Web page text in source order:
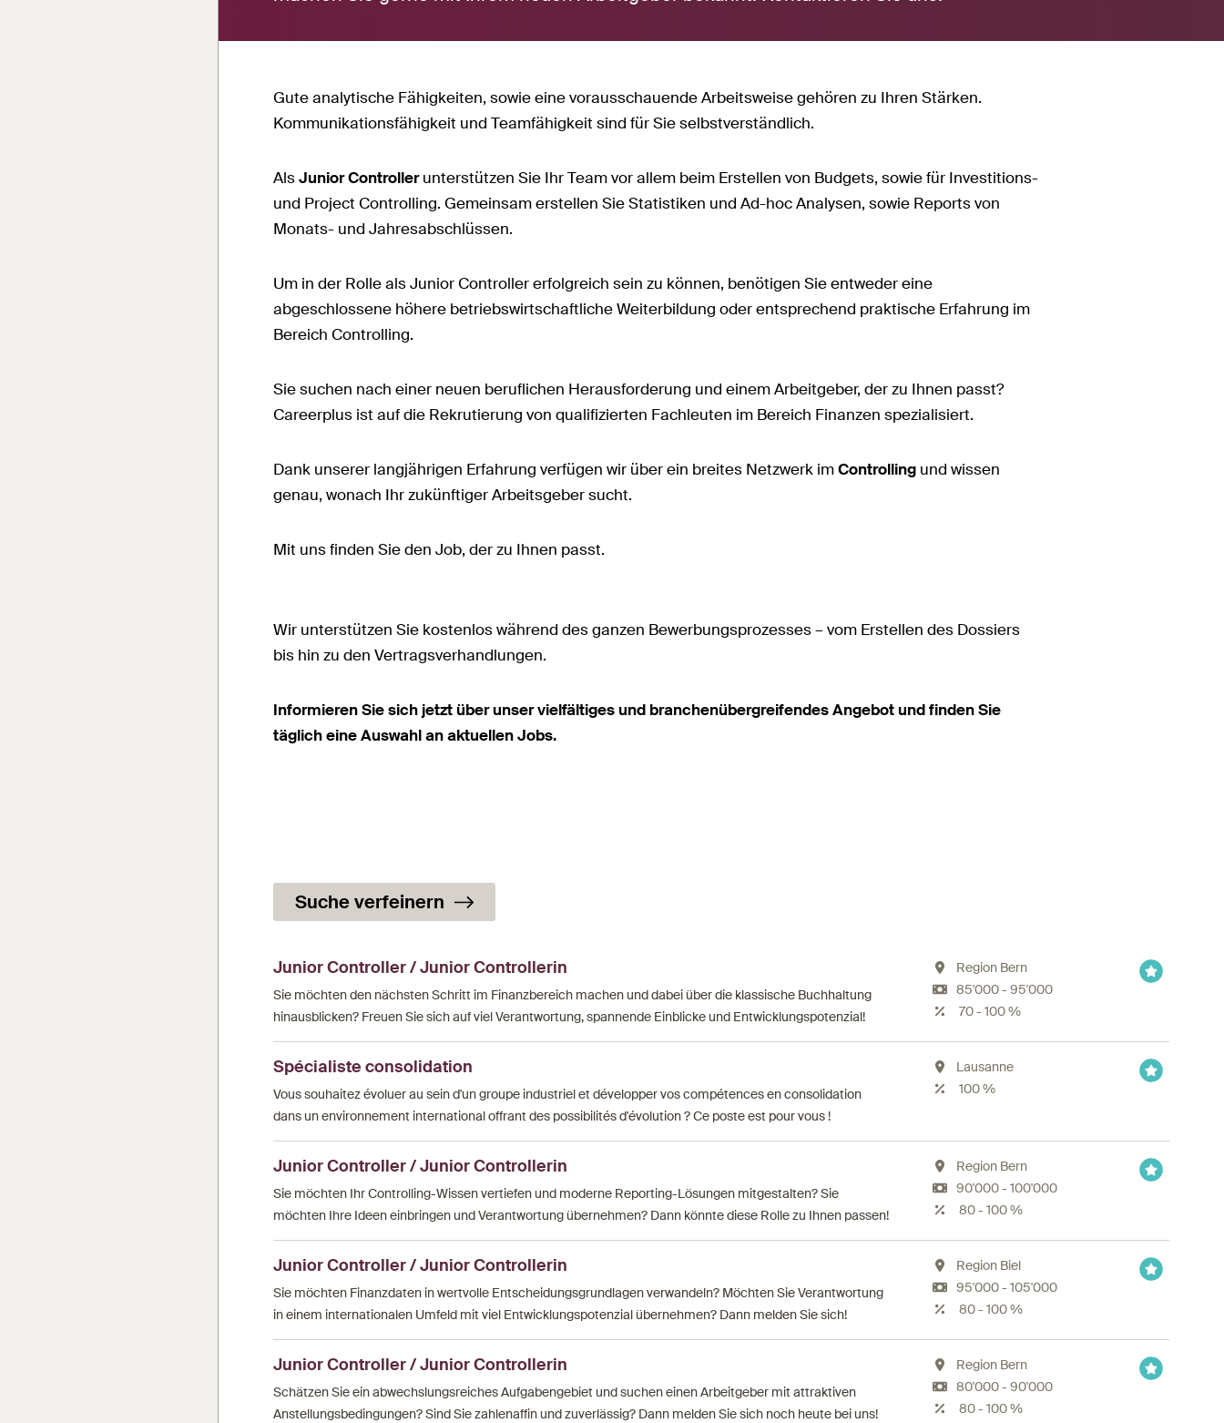
Gute analytische Fähigkeiten, sowie eine vorausschauende Arbeitsweise gehören zu Ihren Stärken.
Kommunikationsfähigkeit und Teamfähigkeit sind für Sie selbstverständlich.
AlsJunior Controllerunterstützen Sie Ihr Team vor allem beim Erstellen von Budgets, sowie für Investitions-
und Project Controlling. Gemeinsam erstellen Sie Statistiken und Ad-hoc Analysen, sowie Reports von
Monats- und Jahresabschlüssen.
Um in der Rolle als Junior Controller erfolgreich sein zu können, benötigen Sie entweder eine
abgeschlossene höhere betriebswirtschaftliche Weiterbildung oder entsprechend praktische Erfahrung im
Bereich Controlling.
Sie suchen nach einer neuen beruflichen Herausforderung und einem Arbeitgeber, der zu Ihnen passt?
Careerplus ist auf die Rekrutierung von qualifizierten Fachleuten im Bereich Finanzen spezialisiert.
Dank unserer langjährigen Erfahrung verfügen wir über ein breites Netzwerk imControlling und wissen
genau, wonach Ihr zukünftiger Arbeitsgeber sucht.
Mit uns finden Sie den Job, der zu Ihnen passt.
Wir unterstützen Sie kostenlos während des ganzen Bewerbungsprozesses – vom Erstellen des Dossiers
bis hin zu den Vertragsverhandlungen.
Informieren Sie sich jetzt über unser vielfältiges und branchenübergreifendes Angebot und finden Sie
täglich eine Auswahl an aktuellen Jobs.
Suche verfeinern
Junior Controller / Junior Controllerin
Sie möchten den nächsten Schritt im Finanzbereich machen und dabei über die klassische Buchhaltung
hinausblicken? Freuen Sie sich auf viel Verantwortung, spannende Einblicke und Entwicklungspotenzial!
Region Bern
85'000 - 95'000
70 - 100 %
Spécialiste consolidation
Vous souhaitez évoluer au sein d'un groupe industriel et développer vos compétences en consolidation
dans un environnement international offrant des possibilités d'évolution ? Ce poste est pour vous !
Lausanne
100 %
Junior Controller / Junior Controllerin
Sie möchten Ihr Controlling-Wissen vertiefen und moderne Reporting-Lösungen mitgestalten? Sie
möchten Ihre Ideen einbringen und Verantwortung übernehmen? Dann könnte diese Rolle zu Ihnen passen!
Region Bern
90'000 - 100'000
80 - 100 %
Junior Controller / Junior Controllerin
Sie möchten Finanzdaten in wertvolle Entscheidungsgrundlagen verwandeln? Möchten Sie Verantwortung
in einem internationalen Umfeld mit viel Entwicklungspotenzial übernehmen? Dann melden Sie sich!
Region Biel
95'000 - 105'000
80 - 100 %
Junior Controller / Junior Controllerin
Schätzen Sie ein abwechslungsreiches Aufgabengebiet und suchen einen Arbeitgeber mit attraktiven
Anstellungsbedingungen? Sind Sie zahlenaffin und zuverlässig? Dann melden Sie sich noch heute bei uns!
Region Bern
80'000 - 90'000
80 - 100 %